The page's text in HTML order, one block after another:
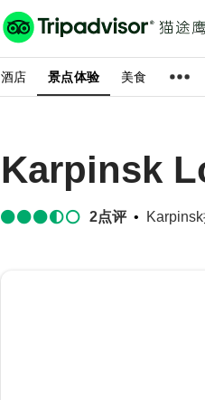
猫途鹰:景点、酒店、美食十亿条
点评
酒店 景点体验 美食
Karpinsk
2点评